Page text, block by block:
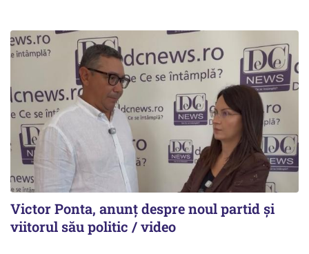
Victor Ponta, anunț despre noul partid și
viitorul său politic / video